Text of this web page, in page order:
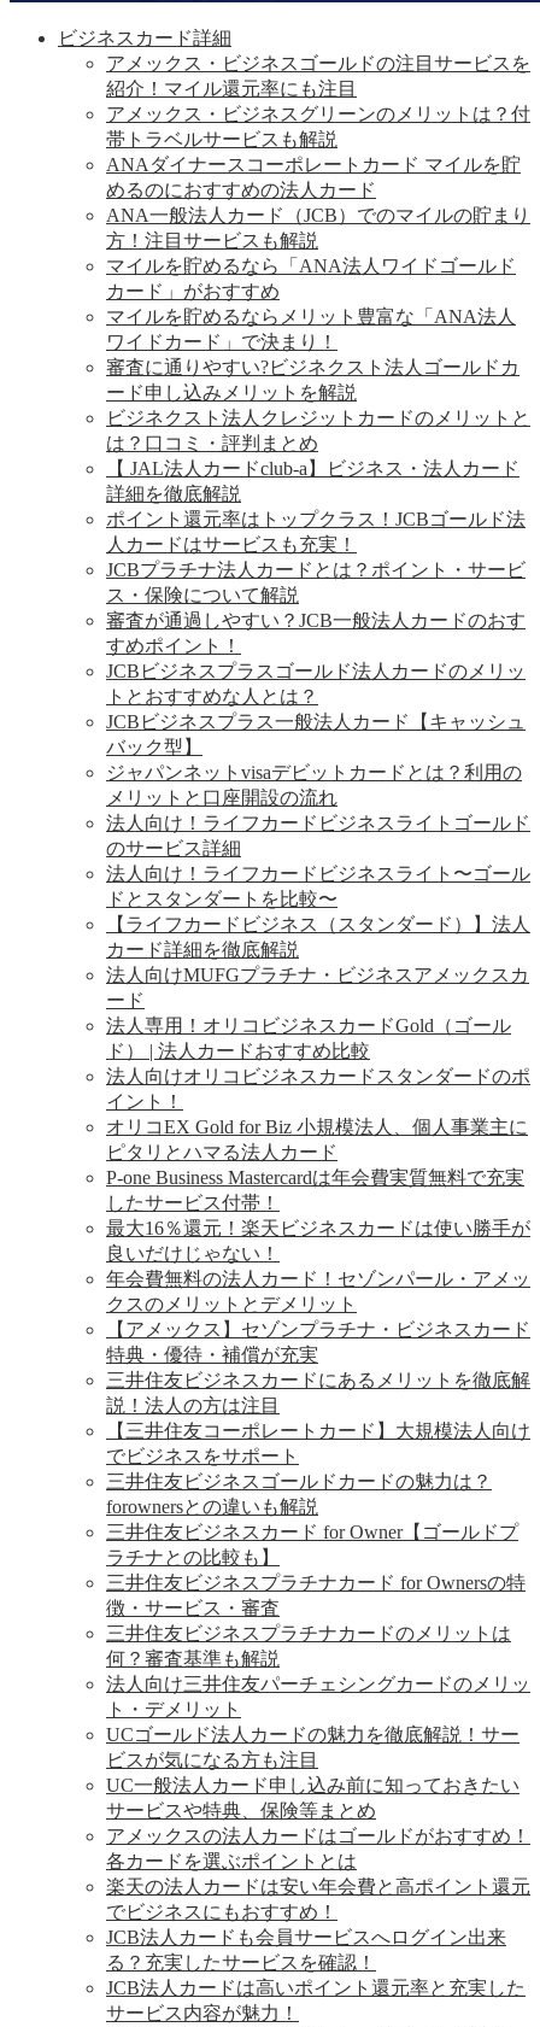
ビジネスカード詳細
アメックス・ビジネスゴールドの注目サービスを
紹介！マイル還元率にも注目
アメックス・ビジネスグリーンのメリットは？付
帯トラベルサービスも解説
ANAダイナースコーポレートカード マイルを貯
めるのにおすすめの法人カード
ANA一般法人カード（JCB）でのマイルの貯まり
方！注目サービスも解説
マイルを貯めるなら「ANA法人ワイドゴールド
カード」がおすすめ
マイルを貯めるならメリット豊富な「ANA法人
ワイドカード」で決まり！
審査に通りやすい?ビジネクスト法人ゴールドカ
ード申し込みメリットを解説
ビジネクスト法人クレジットカードのメリットと
は？口コミ・評判まとめ
【 JAL法人カードclub-a】ビジネス・法人カード
詳細を徹底解説
ポイント還元率はトップクラス！JCBゴールド法
人カードはサービスも充実！
JCBプラチナ法人カードとは？ポイント・サービ
ス・保険について解説
審査が通過しやすい？JCB一般法人カードのおす
すめポイント！
JCBビジネスプラスゴールド法人カードのメリッ
トとおすすめな人とは？
JCBビジネスプラス一般法人カード【キャッシュ
バック型】
ジャパンネットvisaデビットカードとは？利用の
メリットと口座開設の流れ
法人向け！ライフカードビジネスライトゴールド
のサービス詳細
法人向け！ライフカードビジネスライト〜ゴール
ドとスタンダートを比較〜
【ライフカードビジネス（スタンダード）】法人
カード詳細を徹底解説
法人向けMUFGプラチナ・ビジネスアメックスカ
ード
法人専用！オリコビジネスカードGold（ゴール
ド） | 法人カードおすすめ比較
法人向けオリコビジネスカードスタンダードのポ
イント！
オリコEX Gold for Biz 小規模法人、個人事業主に
ピタリとハマる法人カード
P-one Business Mastercardは年会費実質無料で充実
したサービス付帯！
最大16％還元！楽天ビジネスカードは使い勝手が
良いだけじゃない！
年会費無料の法人カード！セゾンパール・アメッ
クスのメリットとデメリット
【アメックス】セゾンプラチナ・ビジネスカード
特典・優待・補償が充実
三井住友ビジネスカードにあるメリットを徹底解
説！法人の方は注目
【三井住友コーポレートカード】大規模法人向け
でビジネスをサポート
三井住友ビジネスゴールドカードの魅力は？
forownersとの違いも解説
三井住友ビジネスカード for Owner【ゴールドプ
ラチナとの比較も】
三井住友ビジネスプラチナカード for Ownersの特
徴・サービス・審査
三井住友ビジネスプラチナカードのメリットは
何？審査基準も解説
法人向け三井住友パーチェシングカードのメリッ
ト・デメリット
UCゴールド法人カードの魅力を徹底解説！サー
ビスが気になる方も注目
UC一般法人カード申し込み前に知っておきたい
サービスや特典、保険等まとめ
アメックスの法人カードはゴールドがおすすめ！
各カードを選ぶポイントとは
楽天の法人カードは安い年会費と高ポイント還元
でビジネスにもおすすめ！
JCB法人カードも会員サービスへログイン出来
る？充実したサービスを確認！
JCB法人カードは高いポイント還元率と充実した
サービス内容が魅力！